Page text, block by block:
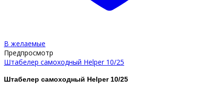
В желаемые
Предпросмотр
Штабелер самоходный Helper 10/25
Штабелер самоходный Helper 10/25